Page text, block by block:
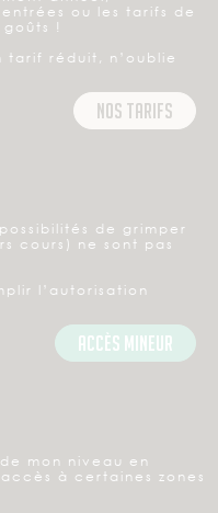
ou les tarifs de
!
tarif réduit, n’oublie
Nos tarifs
de grimper
cours) ne sont pas
l’autorisation
accès mineur
mon niveau en
à certaines zones